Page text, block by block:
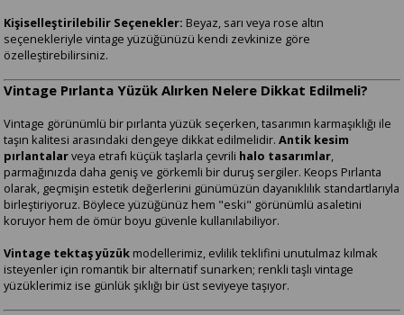
Kişiselleştirilebilir Seçenekler: Beyaz, sarı veya rose altın
seçenekleriyle vintage yüzüğünüzü kendi zevkinize göre
özelleştirebilirsiniz.
Vintage Pırlanta Yüzük Alırken Nelere Dikkat Edilmeli?
Vintage görünümlü bir pırlanta yüzük seçerken, tasarımın karmaşıklığı ile
taşın kalitesi arasındaki dengeye dikkat edilmelidir.Antik kesim
pırlantalarveya etrafı küçük taşlarla çevrili halo tasarımlar,
parmağınızda daha geniş ve görkemli bir duruş sergiler. Keops Pırlanta
olarak, geçmişin estetik değerlerini günümüzün dayanıklılık standartlarıyla
birleştiriyoruz. Böylece yüzüğünüz hem "eski" görünümlü asaletini
koruyor hem de ömür boyu güvenle kullanılabiliyor.
Vintage tektaş yüzük modellerimiz, evlilik teklifini unutulmaz kılmak
isteyenler için romantik bir alternatif sunarken; renkli taşlı vintage
yüzüklerimiz ise günlük şıklığı bir üst seviyeye taşıyor.